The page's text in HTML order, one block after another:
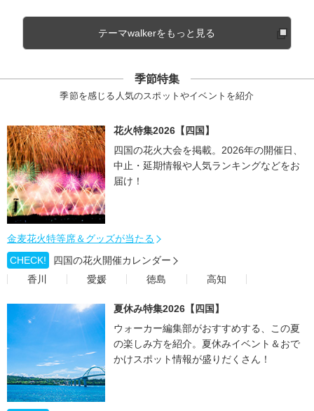
テーマwalkerをもっと見る
季節特集
季節を感じる人気のスポットやイベントを紹介
花火特集2026【四国】
四国の花火大会を掲載。2026年の開催日、
中止・延期情報や人気ランキングなどをお
届け！
金麦花火特等席＆グッズが当たる
CHECK!
四国の花火開催カレンダー
香川
愛媛 徳島 高知
夏休み特集2026【四国】
ウォーカー編集部がおすすめする、この夏
の楽しみ方を紹介。夏休みイベント＆おで
かけスポット情報が盛りだくさん！